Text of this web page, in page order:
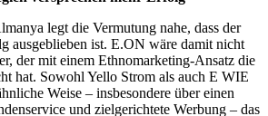
legt die Vermutung nahe, dass der
ausgeblieben ist. E.ON wäre damit nicht
der mit einem Ethnomarketing-Ansatz die
hat. Sowohl Yello Strom als auch E WIE
Weise – insbesondere über einen
und zielgerichtete Werbung – das